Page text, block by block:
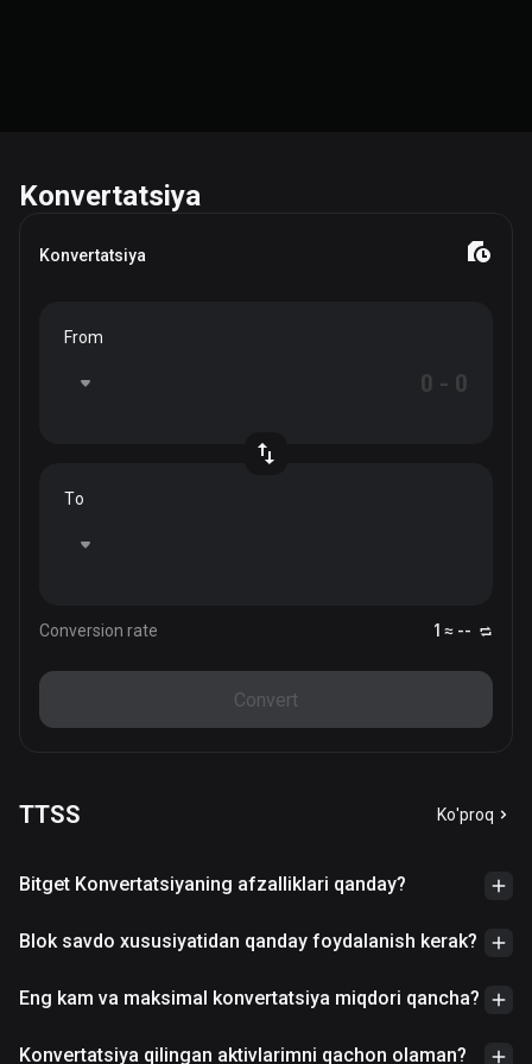
Konvertatsiya
Konvertatsiya
From
To
Conversion rate 1 ≈ --
Convert
TTSS Ko'proq
Bitget Konvertatsiyaning afzalliklari qanday?
Blok savdo xususiyatidan qanday foydalanish kerak?
Eng kam va maksimal konvertatsiya miqdori qancha?
Konvertatsiya qilingan aktivlarimni qachon olaman?